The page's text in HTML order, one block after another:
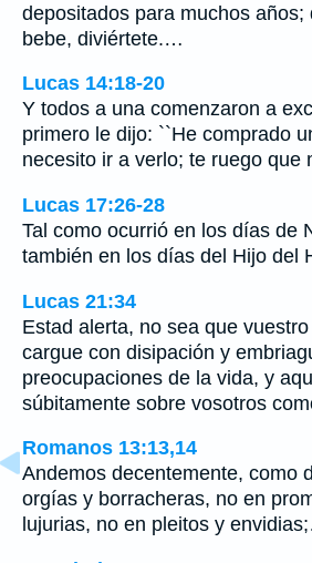
depositados para muchos años;
bebe, diviértete.…
Lucas 14:18-20
Y todos a una comenzaron a
primero le dijo: ``He comprado
necesito ir a verlo; te ruego
Lucas 17:26-28
Tal como ocurrió en los días de
también en los días del Hijo del
Lucas 21:34
Estad alerta, no sea que
cargue con disipación y
preocupaciones de la vida, y
súbitamente sobre vosotros
Romanos 13:13,14
Andemos decentemente, como
orgías y borracheras, no en
lujurias, no en pleitos y